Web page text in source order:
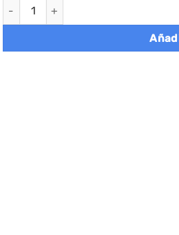
Mesa Auxiliar Redonda con Cesta de